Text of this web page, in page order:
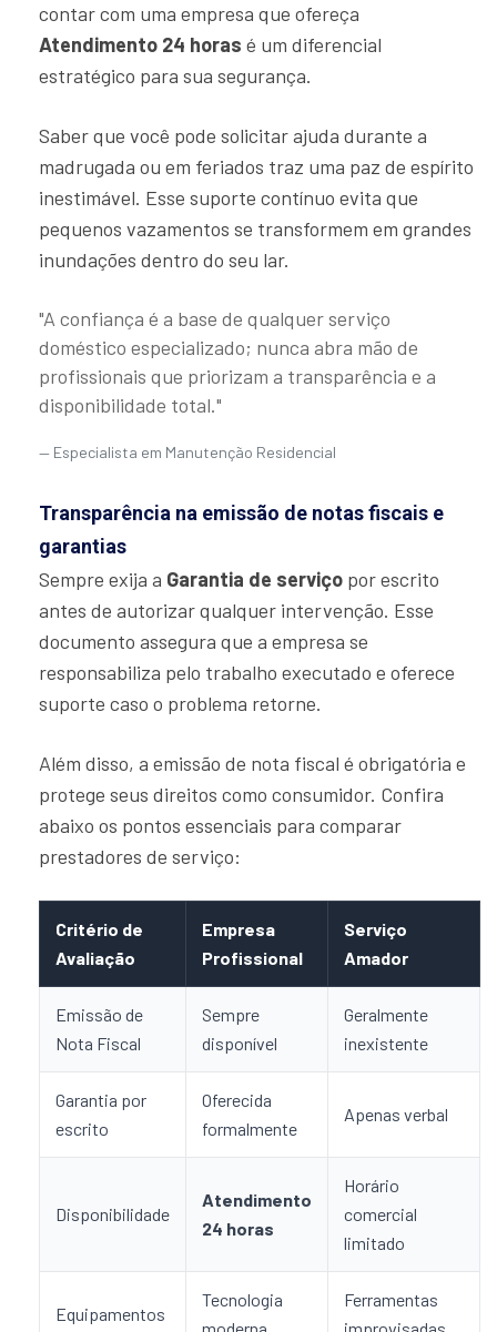
contar com uma empresa que ofereça
Atendimento 24 horas é um diferencial
estratégico para sua segurança.
Saber que você pode solicitar ajuda durante a
madrugada ou em feriados traz uma paz de espírito
inestimável. Esse suporte contínuo evita que
pequenos vazamentos se transformem em grandes
inundações dentro do seu lar.
"A confiança é a base de qualquer serviço
doméstico especializado; nunca abra mão de
profissionais que priorizam a transparência e a
disponibilidade total."
Especialista em Manutenção Residencial
Transparência na emissão de notas fiscais e
garantias
Sempre exija a Garantia de serviço por escrito
antes de autorizar qualquer intervenção. Esse
documento assegura que a empresa se
responsabiliza pelo trabalho executado e oferece
suporte caso o problema retorne.
Além disso, a emissão de nota fiscal é obrigatória e
protege seus direitos como consumidor. Confira
abaixo os pontos essenciais para comparar
prestadores de serviço:
Critério de
Avaliação
Empresa
Profissional
Serviço
Amador
Emissão de
Nota Fiscal
Sempre
disponível
Geralmente
inexistente
Garantia por
escrito
Oferecida
formalmente
Apenas verbal
Disponibilidade
Atendimento
24 horas
Horário
comercial
limitado
Equipamentos
Tecnologia
Ferramentas